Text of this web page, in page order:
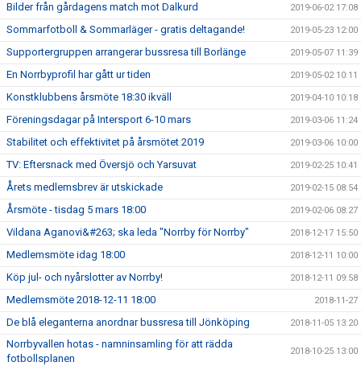
Bilder från gårdagens match mot Dalkurd 2019-06-02 17:08
Sommarfotboll & Sommarläger - gratis deltagande! 2019-05-23 12:00
Supportergruppen arrangerar bussresa till Borlänge 2019-05-07 11:39
En Norrbyprofil har gått ur tiden 2019-05-02 10:11
Konstklubbens årsmöte 18:30 ikväll 2019-04-10 10:18
Föreningsdagar på Intersport 6-10 mars 2019-03-06 11:24
Stabilitet och effektivitet på årsmötet 2019 2019-03-06 10:00
TV: Eftersnack med Översjö och Yarsuvat 2019-02-25 10:41
Årets medlemsbrev är utskickade 2019-02-15 08:54
Årsmöte - tisdag 5 mars 18:00 2019-02-06 08:27
Vildana Aganovi&#263; ska leda "Norrby för Norrby" 2018-12-17 15:50
Medlemsmöte idag 18:00 2018-12-11 10:00
Köp jul- och nyårslotter av Norrby! 2018-12-11 09:58
Medlemsmöte 2018-12-11 18:00 2018-11-27
De blå eleganterna anordnar bussresa till Jönköping 2018-11-05 13:20
Norrbyvallen hotas - namninsamling för att rädda
fotbollsplanen
2018-10-25 13:00